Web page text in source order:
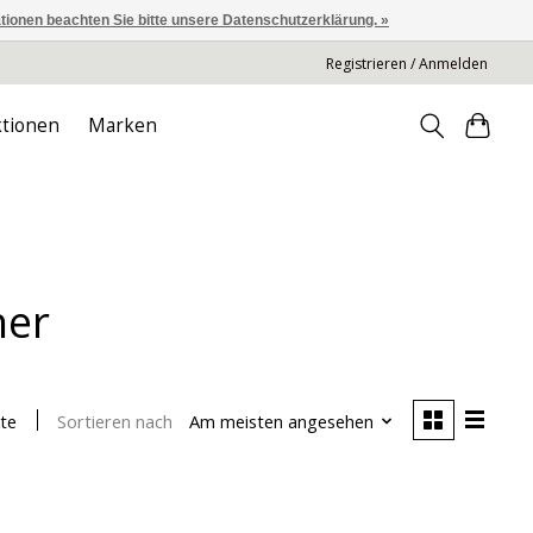
Registrieren / Anmelden
Marken
Sortieren nach Am meisten angesehen
beachten Sie bitte unsere Datenschutzerklärung. »